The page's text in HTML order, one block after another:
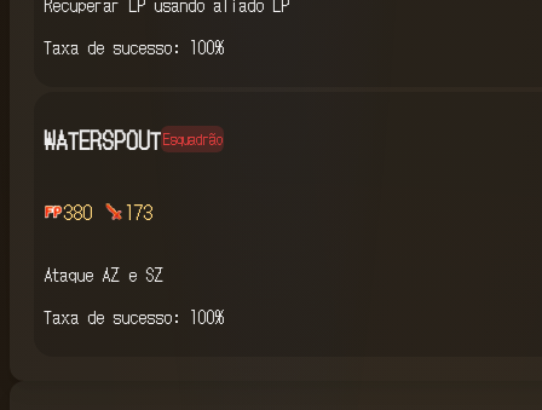
Taxa de sucesso: 100%
WATERSPOUTEsquadrão
380 173
Ataque AZ e SZ
Taxa de sucesso: 100%